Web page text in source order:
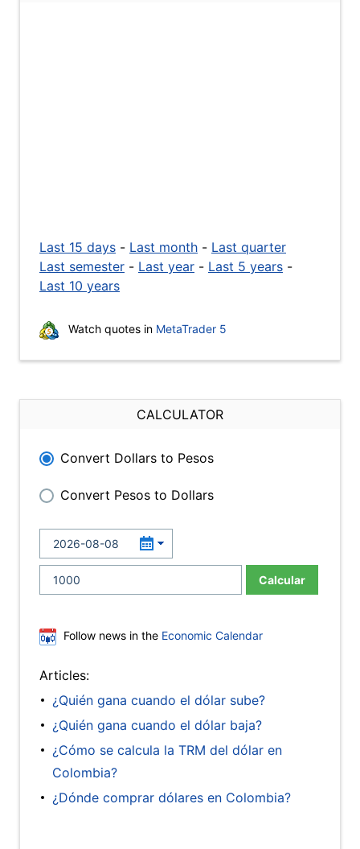
Last 15 days - Last month - Last quarter
Last semester - Last year - Last 5 years -
Last 10 years
Watch quotes in MetaTrader 5
CALCULATOR
Convert Dollars to Pesos
Convert Pesos to Dollars
Calcular
Follow news in the Economic Calendar
Articles:
¿Quién gana cuando el dólar sube?
¿Quién gana cuando el dólar baja?
¿Cómo se calcula la TRM del dólar en
Colombia?
¿Dónde comprar dólares en Colombia?